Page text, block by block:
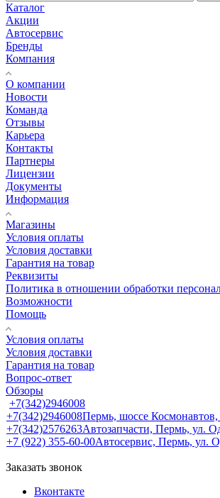
Каталог
Акции
Автосервис
Бренды
Компания
О компании
Новости
Команда
Отзывы
Карьера
Контакты
Партнеры
Лицензии
Документы
Информация
Магазины
Условия оплаты
Условия доставки
Гарантия на товар
Реквизиты
Политика в отношении обработки
Возможности
Помощь
Условия оплаты
Условия доставки
Гарантия на товар
Вопрос-ответ
Обзоры
+7(342)2946008
+7(342)2946008Пермь, шоссе Космонавтов,
+7(342)2576263Автозапчасти, Пермь, ул.
+7 (922) 355-60-00Автосервис, Пермь, ул.
Заказать звонок
Вконтакте